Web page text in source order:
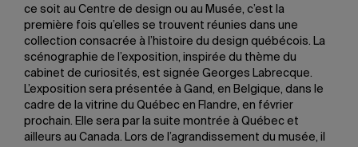
ce soit au Centre de design ou au Musée, c’est la
première fois qu’elles se trouvent réunies dans une
collection consacrée à l’histoire du design québécois. La
scénographie de l’exposition, inspirée du thème du
cabinet de curiosités, est signée Georges Labrecque.
L’exposition sera présentée à Gand, en Belgique, dans le
cadre de la vitrine du Québec en Flandre, en février
prochain. Elle sera par la suite montrée à Québec et
ailleurs au Canada. Lors de l’agrandissement du musée, il